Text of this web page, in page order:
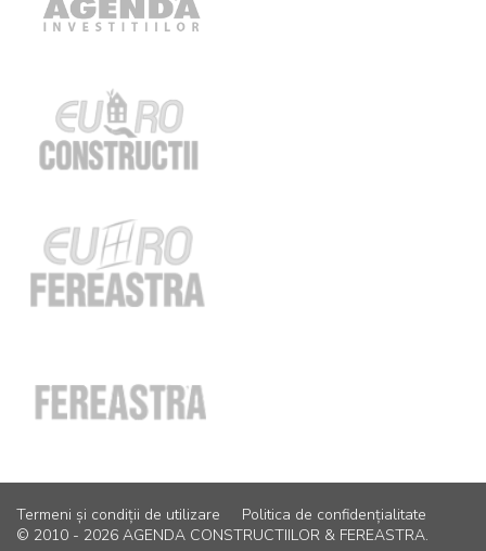
Termeni și condiții de utilizare
Politica de confidențialitate
© 2010 - 2026 AGENDA CONSTRUCTIILOR & FEREASTRA.